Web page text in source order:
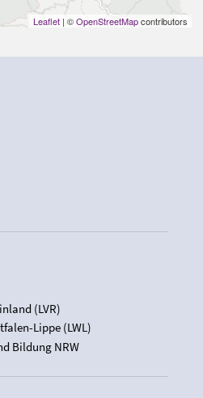
Leaflet | ©OpenStreetMapcontributors
(LVR)
Lippe (LWL)
Bildung NRW